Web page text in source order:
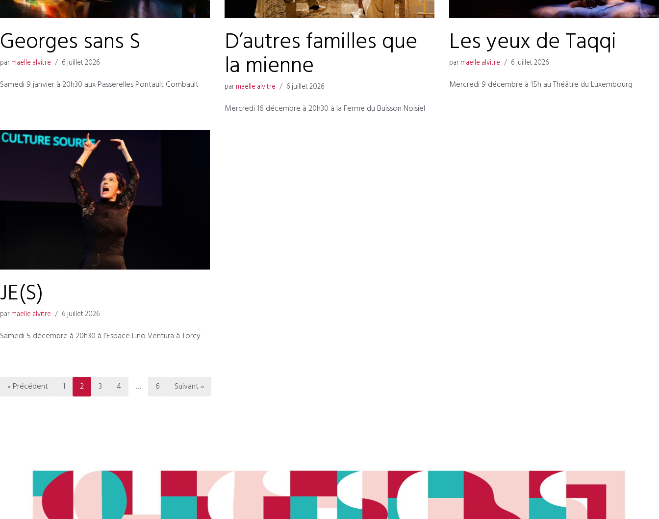
Georges sans S
parmaelle alvitre 6 juillet 2026
Samedi 9 janvier à 20h30 aux Passerelles Pontault Combault
D’autres familles que
la mienne
parmaelle alvitre 6 juillet 2026
Mercredi 16 décembre à 20h30 à la Ferme du Buisson Noisiel
Les yeux de Taqqi
parmaelle alvitre 6 juillet 2026
Mercredi 9 décembre à 15h au Théâtre du Luxembourg
JE(S)
parmaelle alvitre 6 juillet 2026
Samedi 5 décembre à 20h30 à l’Espace Lino Ventura à Torcy
« Précédent 1 2 3 4 … 6 Suivant »